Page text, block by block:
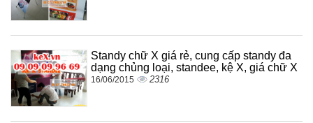
Standy chữ X giá rẻ, cung cấp standy đa
dạng chủng loại, standee, kệ X, giá chữ X
16/06/2015 2316